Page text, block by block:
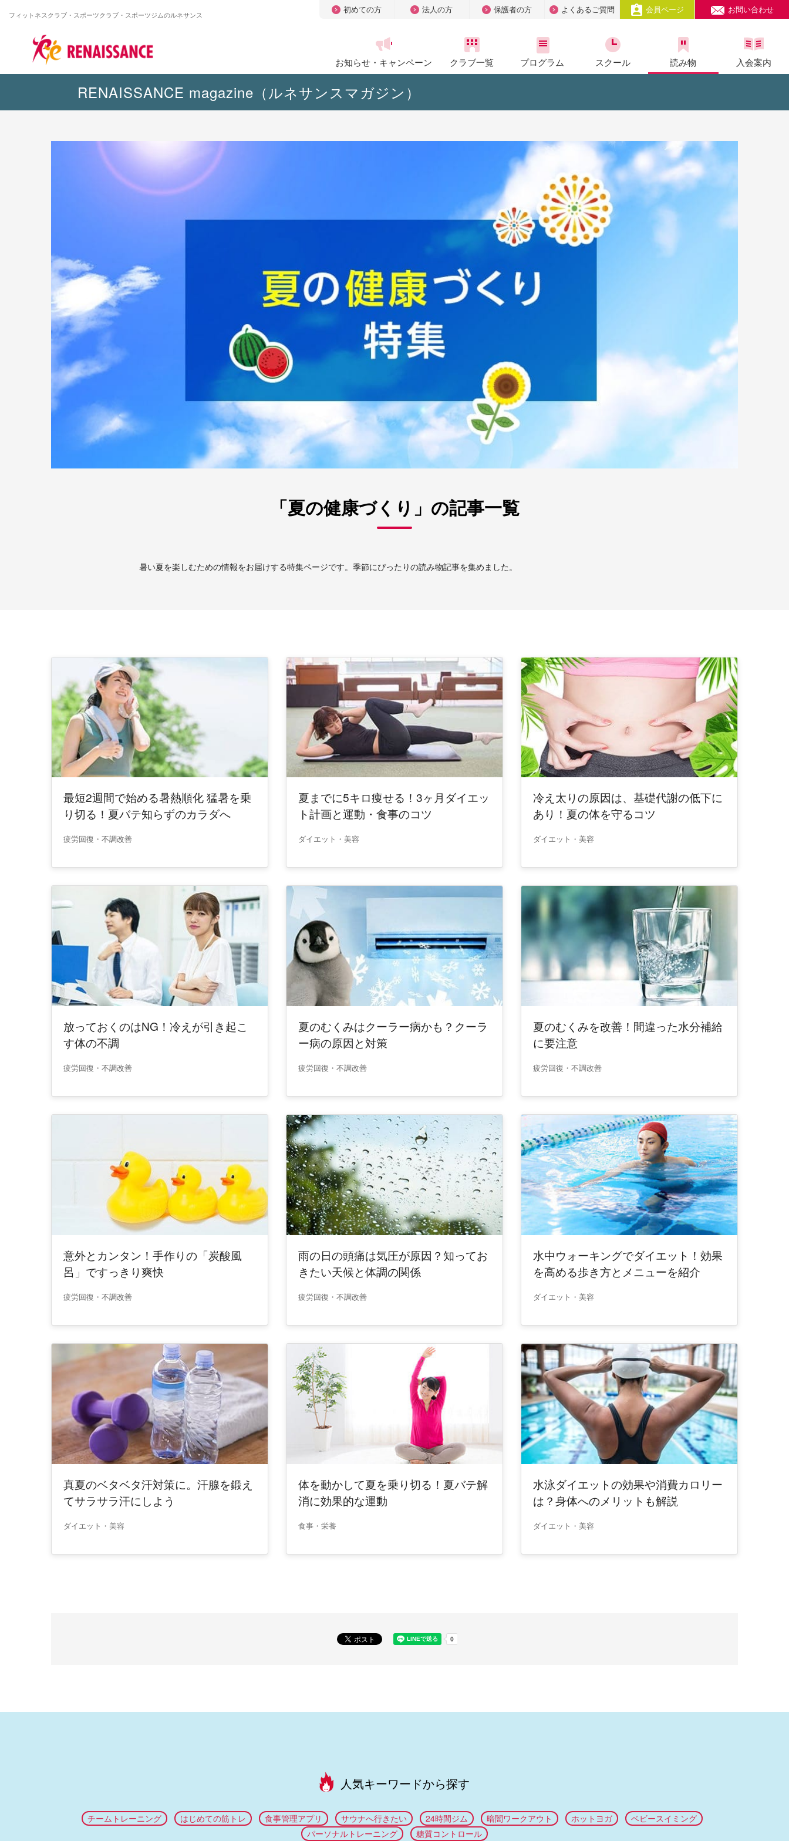
フィットネスクラブ・スポーツクラブ・ スポーツジムのルネサンス 初めての方 法人の方 保護者の方 よくあるご質問 会員ページ お問い合わせ
お知らせ・ キャンペーン クラブ一覧 プログラム スクール 読み物 入会案内
RENAISSANCE magazine（ルネサンスマガジン）
「夏の健康づくり」の記事一覧
暑い夏を楽しむための情報をお届けする特集ページです。季節にぴったりの読み物記事を集めました。
最短2週間で始める暑熱順化 猛暑を乗
り切る！夏バテ知らずのカラダへ
疲労回復・不調改善
夏までに5キロ痩せる！3ヶ月ダイエッ
ト計画と運動・食事のコツ
ダイエット・美容
冷え太りの原因は、基礎代謝の低下に
あり！夏の体を守るコツ
ダイエット・美容
放っておくのはNG！冷えが引き起こ
す体の不調
疲労回復・不調改善
夏のむくみはクーラー病かも？クーラ
ー病の原因と対策
疲労回復・不調改善
夏のむくみを改善！間違った水分補給
に要注意
疲労回復・不調改善
意外とカンタン！手作りの「炭酸風
呂」ですっきり爽快
疲労回復・不調改善
雨の日の頭痛は気圧が原因？知ってお
きたい天候と体調の関係
疲労回復・不調改善
水中ウォーキングでダイエット！効果
を高める歩き方とメニューを紹介
ダイエット・美容
真夏のベタベタ汗対策に。汗腺を鍛え
てサラサラ汗にしよう
ダイエット・美容
体を動かして夏を乗り切る！夏バテ解
消に効果的な運動
食事・栄養
水泳ダイエットの効果や消費カロリー
は？身体へのメリットも解説
ダイエット・美容
人気キーワードから探す
チームトレーニング はじめての筋トレ 食事管理アプリ サウナへ行きたい 24時間ジム 暗闇ワークアウト ホットヨガ
ベビースイミング
パーソナルトレーニング
糖質コントロール